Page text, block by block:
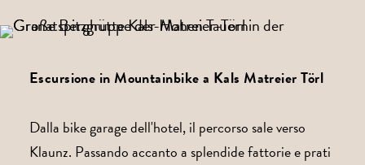
Escursione in Mountainbike a Kals Matreier Törl
Dalla bike garage dell'hotel, il percorso sale verso
Klaunz. Passando accanto a splendide fattorie e prati